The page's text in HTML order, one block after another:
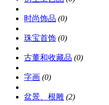
时尚饰品 (0)
珠宝首饰 (0)
古董和收藏品 (0)
字画 (0)
盆景、根雕 (2)